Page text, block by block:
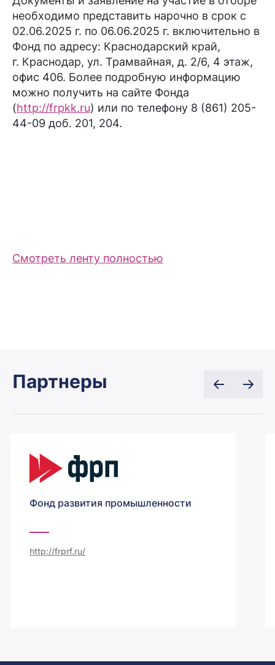
необходимо представить нарочно в срок c
02.06.2025 г. по 06.06.2025 г. включительно в
Фонд по адресу: Краснодарский край,
г. Краснодар, ул. Трамвайная, д. 2/6, 4 этаж,
офис 406. Более подробную информацию
можно получить на сайте Фонда
(http://frpkk.ru) или по телефону 8 (861) 205-
44-09 доб. 201, 204.
Смотреть ленту полностью
Партнеры
Фонд развития промышленности
http://frprf.ru/